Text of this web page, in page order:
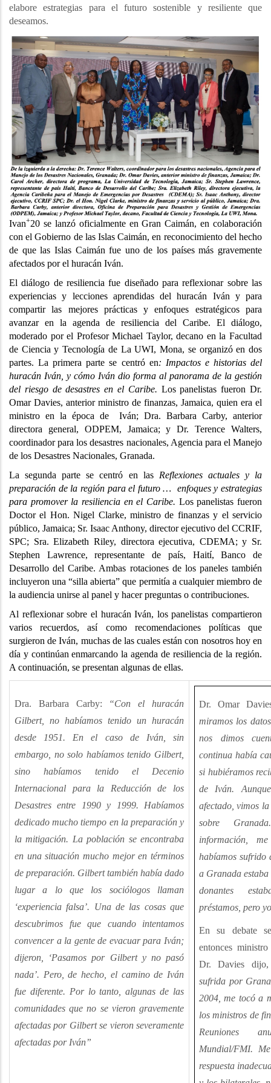
elabore estrategias para el futuro sostenible y resiliente que
deseamos.
Ivan+20 se lanzó oficialmente en Gran Caimán, en colaboración
con el Gobierno de las Islas Caimán, en reconocimiento del hecho
de que las Islas Caimán fue uno de los países más gravemente
afectados por el huracán Iván.
El diálogo de resiliencia fue diseñado para reflexionar sobre las
experiencias y lecciones aprendidas del huracán Iván y para
compartir las mejores prácticas y enfoques estratégicos para
avanzar en la agenda de resiliencia del Caribe. El diálogo,
moderado por el Profesor Michael Taylor, decano en la Facultad
de Ciencia y Tecnología de La UWI, Mona, se organizó en dos
partes. La primera parte se centró en: Impactos e historias del
huracán Iván, y cómo Iván dio forma al panorama de la gestión
del riesgo de desastres en el Caribe. Los panelistas fueron Dr.
Omar Davies, anterior ministro de finanzas, Jamaica, quien era el
ministro en la época de Iván; Dra. Barbara Carby, anterior
directora general, ODPEM, Jamaica; y Dr. Terence Walters,
coordinador para los desastres nacionales, Agencia para el Manejo
de los Desastres Nacionales, Granada.
La segunda parte se centró en las Reflexiones actuales y la
preparación de la región para el futuro … enfoques y estrategias
para promover la resiliencia en el Caribe. Los panelistas fueron
Doctor el Hon. Nigel Clarke, ministro de finanzas y el servicio
público, Jamaica; Sr. Isaac Anthony, director ejecutivo del CCRIF,
SPC; Sra. Elizabeth Riley, directora ejecutiva, CDEMA; y Sr.
Stephen Lawrence, representante de país, Haití, Banco de
Desarrollo del Caribe. Ambas rotaciones de los paneles también
incluyeron una “silla abierta” que permitía a cualquier miembro de
la audiencia unirse al panel y hacer preguntas o contribuciones.
Al reflexionar sobre el huracán Iván, los panelistas compartieron
varios recuerdos, así como recomendaciones políticas que
surgieron de Iván, muchas de las cuales están con nosotros hoy en
día y continúan enmarcando la agenda de resiliencia de la región.
A continuación, se presentan algunas de ellas.
Dra. Barbara Carby: “Con el huracán
Gilbert, no habíamos tenido un huracán
desde 1951. En el caso de Iván, sin
embargo, no solo habíamos tenido Gilbert,
sino habíamos tenido el Decenio
Internacional para la Reducción de los
Desastres entre 1990 y 1999. Habíamos
dedicado mucho tiempo en la preparación y
la mitigación. La población se encontraba
en una situación mucho mejor en términos
de preparación. Gilbert también había dado
lugar a lo que los sociólogos llaman
‘experiencia falsa’. Una de las cosas que
descubrimos fue que cuando intentamos
convencer a la gente de evacuar para Iván;
dijeron,
‘Pasamos por Gilbert y no pasó
nada’. Pero, de hecho, el camino de Iván
fue diferente. Por lo tanto, algunas de las
comunidades que no se vieron gravemente
afectadas por Gilbert se vieron severamente
afectadas por Iván”
Dr. Omar
miramos los
nos dimos
continua había
si hubiéramos
de Iván.
afectado, vimos
sobre
información,
habíamos sufrido
a Granada
donantes
préstamos, pero
En su debate
entonces
Dr. Davies dijo,
sufrida por
2004, me tocó a
los ministros de
Reuniones
Mundial/FMI.
respuesta